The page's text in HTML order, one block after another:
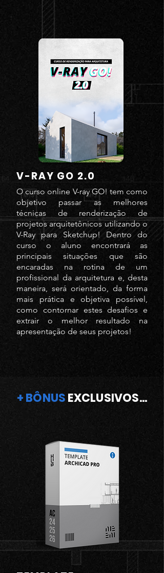
V-RAY GO 2.0
O curso online V-ray GO! tem como
objetivo passar as melhores
técnicas de renderização de
projetos arquitetônicos utilizando o
V-Ray para Sketchup! Dentro do
curso o aluno encontrará as
principais situações que são
encaradas na rotina de um
profissional da arquitetura e, desta
maneira, será orientado, da forma
mais prática e objetiva possível,
como contornar estes desafios e
extrair o melhor resultado na
apresentação de seus projetos!
+BÔNUSEXCLUSIVOS...